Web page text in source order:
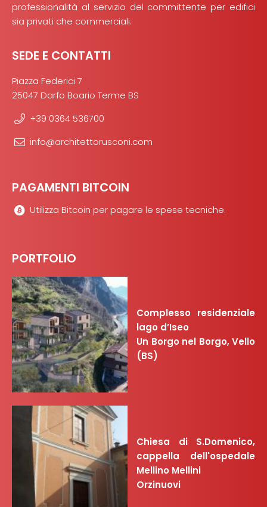
professionalità al servizio del committente per edifici
sia privati che commerciali.
SEDE E CONTATTI
Piazza Federici 7
25047 Darfo Boario Terme BS
+39 0364 536700
info@architettorusconi.com
PAGAMENTI BITCOIN
Utilizza Bitcoin per pagare le spese tecniche.
PORTFOLIO
Complesso residenziale
lago d’Iseo
Un Borgo nel Borgo, Vello
(BS)
Chiesa di S.Domenico,
cappella dell'ospedale
Mellino Mellini
Orzinuovi